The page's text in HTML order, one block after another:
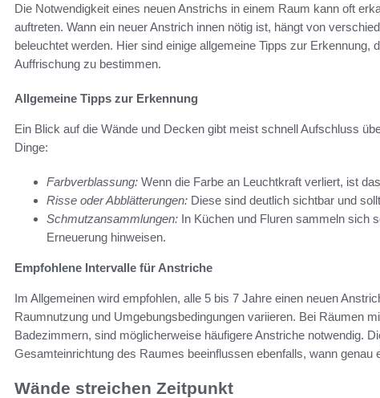
Die Notwendigkeit eines neuen Anstrichs in einem Raum kann oft
auftreten. Wann ein neuer Anstrich innen nötig ist, hängt von
beleuchtet werden. Hier sind einige allgemeine Tipps zur Erkennung,
Auffrischung zu bestimmen.
Allgemeine Tipps zur Erkennung
Ein Blick auf die Wände und Decken gibt meist schnell Aufschluss
Dinge:
Farbverblassung: Wenn die Farbe an Leuchtkraft verliert, ist
Risse oder Abblätterungen: Diese sind deutlich sichtbar und
Schmutzansammlungen: In Küchen und Fluren sammeln sich
Erneuerung hinweisen.
Empfohlene Intervalle für Anstriche
Im Allgemeinen wird empfohlen, alle 5 bis 7 Jahre einen neuen
Raumnutzung und Umgebungsbedingungen variieren. Bei Räumen
Badezimmern, sind möglicherweise häufigere Anstriche notwendig.
Gesamteinrichtung des Raumes beeinflussen ebenfalls, wann genau
Wände streichen Zeitpunkt